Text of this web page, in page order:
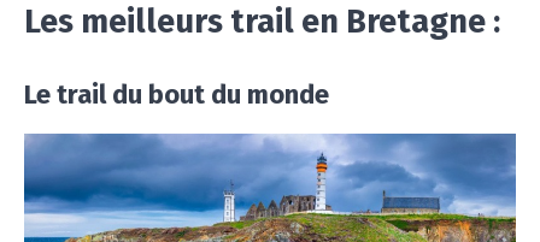
Les meilleurs trail en Bretagne :
Le trail du bout du monde